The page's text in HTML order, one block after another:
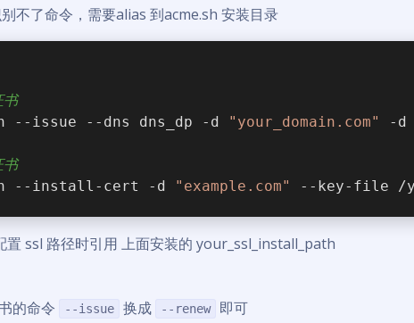
不了命令，需要alias 到acme.sh 安装目录
--issue --dns dns_dp -d
"your_domain.com" -d
--install-cert -d
"example.com" --key-file /
ssl 路径时引用 上面安装的 your_ssl_install_path
的命令
--issue 换成 --renew
即可